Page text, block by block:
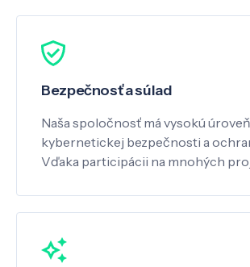
Bezpečnosť a súlad
Naša spoločnosť má vysokú
kybernetickej bezpečnosti a
Vďaka participácii na mnohých